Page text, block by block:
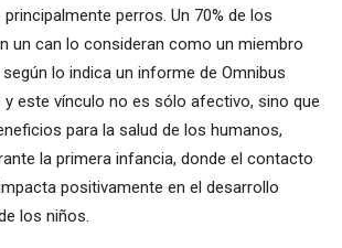
perros. Un 70% de los
un can lo consideran como un miembro
lo indica un informe de Omnibus
y este vínculo no es sólo afectivo, sino que
para la salud de los humanos,
la primera infancia, donde el contacto
positivamente en el desarrollo
los niños.